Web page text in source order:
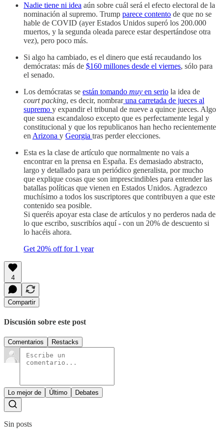
Nadie tiene ni idea aún sobre cuál será el efecto electoral de la
nominación al supremo. Trump parece contento de que no se
hable de COVID (ayer Estados Unidos superó los 200.000
muertos, y la segunda oleada parece estar despertándose otra
vez), pero poco más.
Si algo ha cambiado, es el dinero que está recaudando los
demócratas: más de $160 millones desde el viernes, sólo para
el senado.
Los demócratas se están tomando muy en serio la idea de
court packing, es decir, nombraruna carretada de jueces al
supremo y expandir el tribunal de nueve a quince jueces. Algo
que suena escandaloso excepto que es perfectamente legal y
constitucional y que los republicanos han hecho recientemente
en Arizona y Georgia tras perder elecciones.
Esta es la clase de artículo que normalmente no vais a
encontrar en la prensa en España. Es demasiado abstracto,
largo y detallado para un periódico generalista, por mucho
que explique cosas que son imprescindibles para entender las
batallas políticas que vienen en Estados Unidos. Agradezco
muchísimo a todos los suscriptores que contribuyen a que este
contenido sea posible.
Si queréis apoyar esta clase de artículos y no perderos nada de
lo que escribo, suscribíos aquí - con un 20% de descuento si
lo hacéis ahora.
Get 20% off for 1 year
4
Compartir
Discusión sobre este post
Comentarios Restacks
Lo mejor de Último Debates
Sin posts